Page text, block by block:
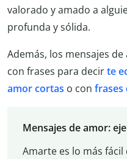
valorado y amado a
profunda y sólida.
Además, los mensajes
con frases para decirte
amor cortas o con frases
Mensajes de amor:
Amarte es lo más